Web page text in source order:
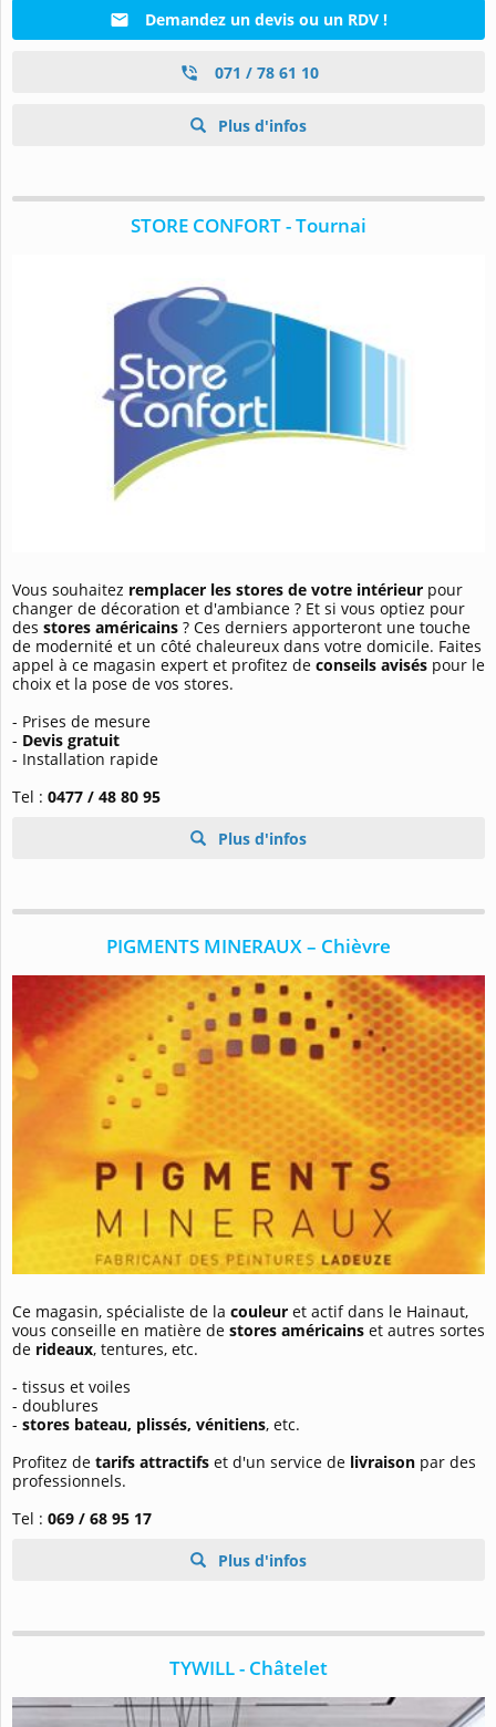
Demandez un devis ou un RDV !
071 / 78 61 10
Plus d'infos
STORE CONFORT - Tournai
Vous souhaitez remplacer les stores de votre intérieur pour
changer de décoration et d'ambiance ? Et si vous optiez pour
des stores américains ? Ces derniers apporteront une touche
de modernité et un côté chaleureux dans votre domicile. Faites
appel à ce magasin expert et profitez de conseils avisés pour le
choix et la pose de vos stores.
- Prises de mesure
- Devis gratuit
- Installation rapide
Tel : 0477 / 48 80 95
Plus d'infos
PIGMENTS MINERAUX – Chièvre
Ce magasin, spécialiste de la couleur et actif dans le Hainaut,
vous conseille en matière de stores américains et autres sortes
de rideaux, tentures, etc.
- tissus et voiles
- doublures
- stores bateau, plissés, vénitiens, etc.
Profitez de tarifs attractifs et d'un service de livraison par des
professionnels.
Tel : 069 / 68 95 17
Plus d'infos
TYWILL - Châtelet